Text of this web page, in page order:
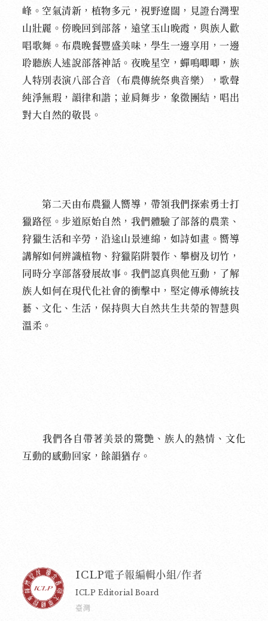
峰。空氣清新，植物多元，視野遼闊，見證台灣聖
山壯麗。傍晚回到部落，遠望玉山晚霞，與族人歡
唱歌舞。布農晚餐豐盛美味，學生一邊享用，一邊
聆聽族人述說部落神話。夜晚星空，蟬鳴唧唧，族
人特別表演八部合音（布農傳統祭典音樂），歌聲
純淨無瑕，韻律和諧；並肩舞步，象徵團結，唱出
對大自然的敬畏。
第二天由布農獵人嚮導，帶領我們探索勇士打
獵路徑。步道原始自然，我們體驗了部落的農業、
狩獵生活和辛勞，沿途山景連綿，如詩如畫。嚮導
講解如何辨識植物、狩獵陷阱製作、攀樹及切竹，
同時分享部落發展故事。我們認真與他互動，了解
族人如何在現代化社會的衝擊中，堅定傳承傳統技
藝、文化、生活，保持與大自然共生共榮的智慧與
溫柔。
我們各自帶著美景的驚艷、族人的熱情、文化
互動的感動回家，餘韻猶存。
ICLP電子報編輯小組/作者
ICLP Editorial Board
臺灣